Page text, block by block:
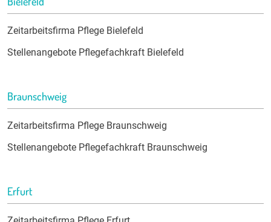
Zeitarbeitsfirma Pflege Bielefeld
Stellenangebote Pflegefachkraft Bielefeld
Braunschweig
Zeitarbeitsfirma Pflege Braunschweig
Stellenangebote Pflegefachkraft Braunschweig
Erfurt